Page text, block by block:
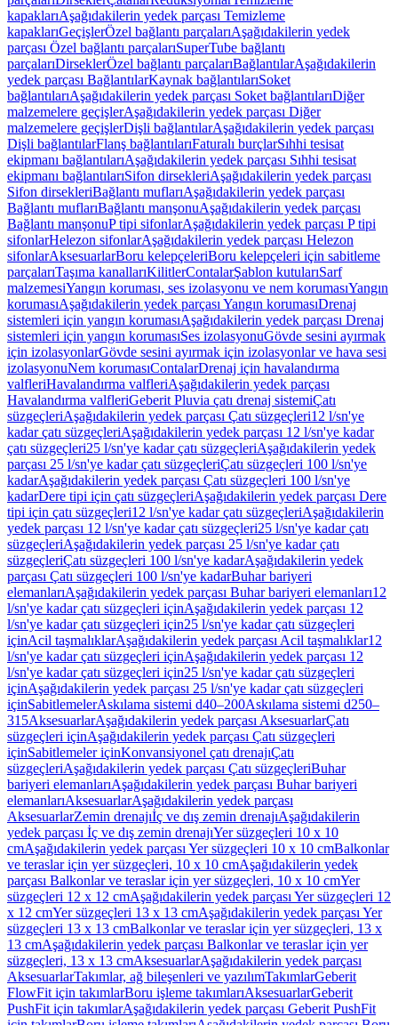
kapaklarıAşağıdakilerin yedek parçası Temizleme
kapaklarıGeçişlerÖzel bağlantı parçalarıAşağıdakilerin yedek
parçası Özel bağlantı parçalarıSuperTube bağlantı
parçalarıDirseklerÖzel bağlantı parçalarıBağlantılarAşağıdakilerin
yedek parçası BağlantılarKaynak bağlantılarıSoket
bağlantılarıAşağıdakilerin yedek parçası Soket bağlantılarıDiğer
malzemelere geçişlerAşağıdakilerin yedek parçası Diğer
malzemelere geçişlerDişli bağlantılarAşağıdakilerin yedek parçası
Dişli bağlantılarFlanş bağlantılarıFaturalı burçlarSıhhi tesisat
ekipmanı bağlantılarıAşağıdakilerin yedek parçası Sıhhi tesisat
ekipmanı bağlantılarıSifon dirsekleriAşağıdakilerin yedek parçası
Sifon dirsekleriBağlantı muflarıAşağıdakilerin yedek parçası
Bağlantı muflarıBağlantı manşonuAşağıdakilerin yedek parçası
Bağlantı manşonuP tipi sifonlarAşağıdakilerin yedek parçası P tipi
sifonlarHelezon sifonlarAşağıdakilerin yedek parçası Helezon
sifonlarAksesuarlarBoru kelepçeleriBoru kelepçeleri için sabitleme
parçalarıTaşıma kanallarıKilitlerContalarŞablon kutularıSarf
malzemesiYangın koruması, ses izolasyonu ve nem korumasıYangın
korumasıAşağıdakilerin yedek parçası Yangın korumasıDrenaj
sistemleri için yangın korumasıAşağıdakilerin yedek parçası Drenaj
sistemleri için yangın korumasıSes izolasyonuGövde sesini ayırmak
için izolasyonlarGövde sesini ayırmak için izolasyonlar ve hava sesi
izolasyonuNem korumasıContalarDrenaj için havalandırma
valfleriHavalandırma valfleriAşağıdakilerin yedek parçası
Havalandırma valfleriGeberit Pluvia çatı drenaj sistemiÇatı
süzgeçleriAşağıdakilerin yedek parçası Çatı süzgeçleri12 l/sn'ye
kadar çatı süzgeçleriAşağıdakilerin yedek parçası 12 l/sn'ye kadar
çatı süzgeçleri25 l/sn'ye kadar çatı süzgeçleriAşağıdakilerin yedek
parçası 25 l/sn'ye kadar çatı süzgeçleriÇatı süzgeçleri 100 l/sn'ye
kadarAşağıdakilerin yedek parçası Çatı süzgeçleri 100 l/sn'ye
kadarDere tipi için çatı süzgeçleriAşağıdakilerin yedek parçası Dere
tipi için çatı süzgeçleri12 l/sn'ye kadar çatı süzgeçleriAşağıdakilerin
yedek parçası 12 l/sn'ye kadar çatı süzgeçleri25 l/sn'ye kadar çatı
süzgeçleriAşağıdakilerin yedek parçası 25 l/sn'ye kadar çatı
süzgeçleriÇatı süzgeçleri 100 l/sn'ye kadarAşağıdakilerin yedek
parçası Çatı süzgeçleri 100 l/sn'ye kadarBuhar bariyeri
elemanlarıAşağıdakilerin yedek parçası Buhar bariyeri elemanları12
l/sn'ye kadar çatı süzgeçleri içinAşağıdakilerin yedek parçası 12
l/sn'ye kadar çatı süzgeçleri için25 l/sn'ye kadar çatı süzgeçleri
içinAcil taşmalıklarAşağıdakilerin yedek parçası Acil taşmalıklar12
l/sn'ye kadar çatı süzgeçleri içinAşağıdakilerin yedek parçası 12
l/sn'ye kadar çatı süzgeçleri için25 l/sn'ye kadar çatı süzgeçleri
içinAşağıdakilerin yedek parçası 25 l/sn'ye kadar çatı süzgeçleri
içinSabitlemelerAskılama sistemi d40–200Askılama sistemi d250–
315AksesuarlarAşağıdakilerin yedek parçası AksesuarlarÇatı
süzgeçleri içinAşağıdakilerin yedek parçası Çatı süzgeçleri
içinSabitlemeler içinKonvansiyonel çatı drenajıÇatı
süzgeçleriAşağıdakilerin yedek parçası Çatı süzgeçleriBuhar
bariyeri elemanlarıAşağıdakilerin yedek parçası Buhar bariyeri
elemanlarıAksesuarlarAşağıdakilerin yedek parçası
AksesuarlarZemin drenajıİç ve dış zemin drenajıAşağıdakilerin
yedek parçası İç ve dış zemin drenajıYer süzgeçleri 10 x 10
cmAşağıdakilerin yedek parçası Yer süzgeçleri 10 x 10 cmBalkonlar
ve teraslar için yer süzgeçleri, 10 x 10 cmAşağıdakilerin yedek
parçası Balkonlar ve teraslar için yer süzgeçleri, 10 x 10 cmYer
süzgeçleri 12 x 12 cmAşağıdakilerin yedek parçası Yer süzgeçleri 12
x 12 cmYer süzgeçleri 13 x 13 cmAşağıdakilerin yedek parçası Yer
süzgeçleri 13 x 13 cmBalkonlar ve teraslar için yer süzgeçleri, 13 x
13 cmAşağıdakilerin yedek parçası Balkonlar ve teraslar için yer
süzgeçleri, 13 x 13 cmAksesuarlarAşağıdakilerin yedek parçası
AksesuarlarTakımlar, ağ bileşenleri ve yazılımTakımlarGeberit
FlowFit için takımlarBoru işleme takımlarıAksesuarlarGeberit
PushFit için takımlarAşağıdakilerin yedek parçası Geberit PushFit